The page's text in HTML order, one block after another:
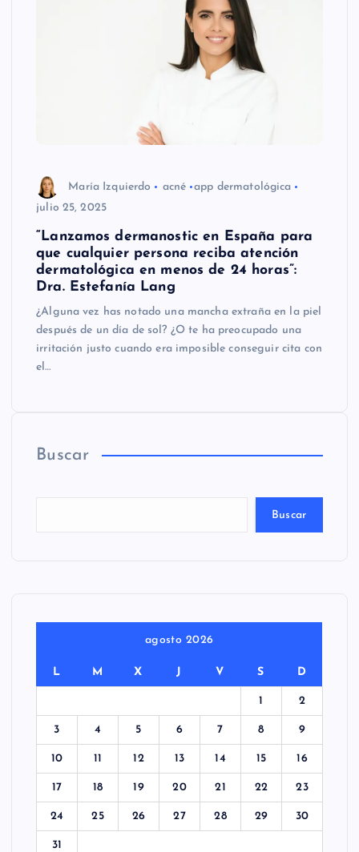
María Izquierdo acné
app dermatológica
julio 25, 2025
“Lanzamos dermanostic en España para
que cualquier persona reciba atención
dermatológica en menos de 24 horas”:
Dra. Estefanía Lang
¿Alguna vez has notado una mancha extraña en la piel
después de un día de sol? ¿O te ha preocupado una
irritación justo cuando era imposible conseguir cita con
el…
Buscar
Buscar
agosto 2026
L M X J V S D
1 2
3 4 5 6 7 8 9
10 11 12 13 14 15 16
17 18 19 20 21 22 23
24 25 26 27 28 29 30
31